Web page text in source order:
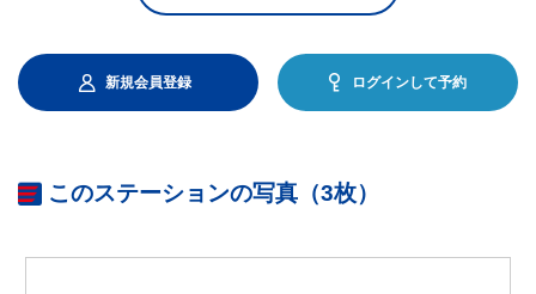
新規会員登録 ログインして予約
このステーションの写真（3枚）